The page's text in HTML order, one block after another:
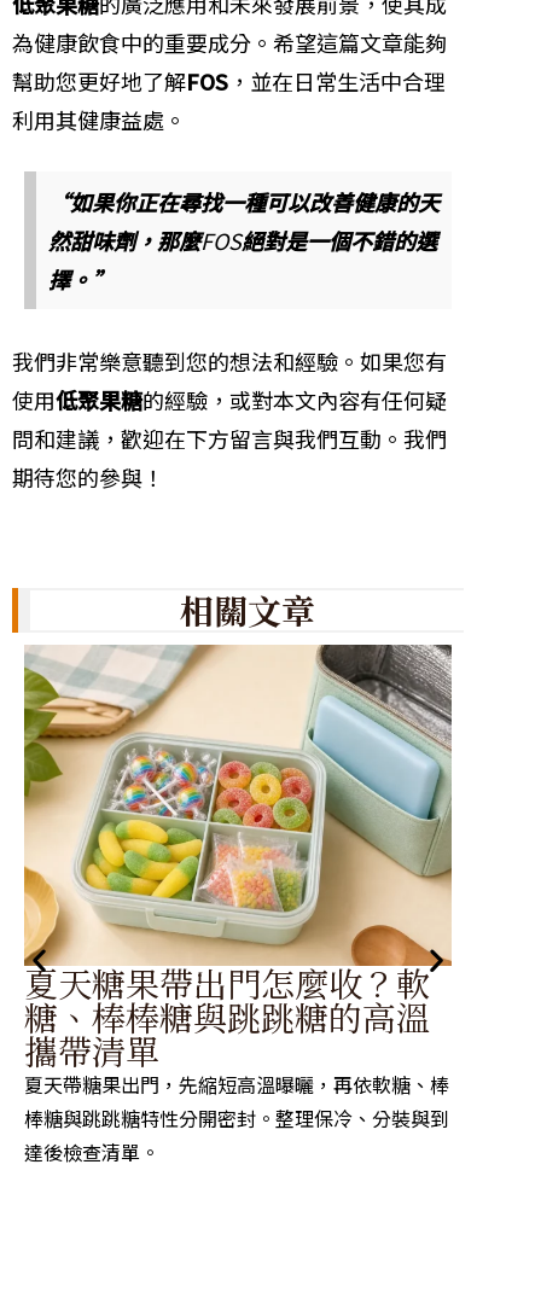
為健康飲食中的重要成分。希望這篇文章能夠
幫助您更好地了解FOS ，並在日常生活中合理
利用其健康益處。
“如果你正在尋找一種可以改善健康的天
然甜味劑，那麼FOS絕對是一個不錯的選
擇。”
我們非常樂意聽到您的想法和經驗。如果您有
使用低聚果糖的經驗，或對本文內容有任何疑
問和建議，歡迎在下方留言與我們互動。我們
期待您的參與！
相關文章
夏天糖果帶出門怎麼收？軟
糖、棒棒糖與跳跳糖的高溫
攜帶清單
夏天帶糖果出門，先縮短高溫曝曬，再依軟糖、棒
棒糖與跳跳糖特性分開密封。整理保冷、分裝與到
達後檢查清單。